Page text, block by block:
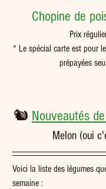
Chopine de
Prix
* Le spécial carte est pour
prépayées
🐿️ Nouveautés
Melon (oui
Voici la liste des légumes
semaine :